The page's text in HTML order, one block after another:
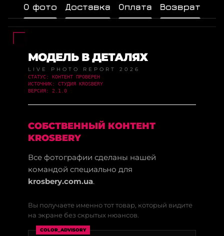
О фото Доставка Оплата Возврат
МОДЕЛЬ В ДЕТАЛЯХ
LIVE PHOTO REPORT 2026
СТАТУС: КОНТЕНТ ПРОВЕРЕН
ИСТОЧНИК: СТУДИЯ KROSBERY
ВЕРСИЯ: 2.1.0
СОБСТВЕННЫЙ КОНТЕНТ
KROSBERY
Все фотографии сделаны нашей
командой специально для
krosbery.com.ua.
Вы получаете именно тот товар, который видите
на экране без скрытых нюансов.
COLOR_ADVISORY